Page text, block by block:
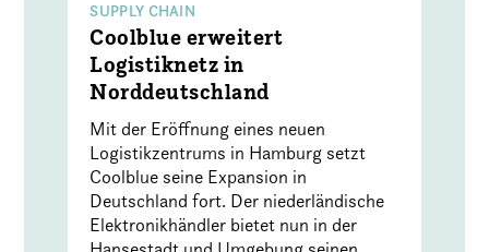
SUPPLY CHAIN
Coolblue erweitert
Logistiknetz in
Norddeutschland
Mit der Eröffnung eines neuen
Logistikzentrums in Hamburg setzt
Coolblue seine Expansion in
Deutschland fort. Der niederländische
Elektronikhändler bietet nun in der